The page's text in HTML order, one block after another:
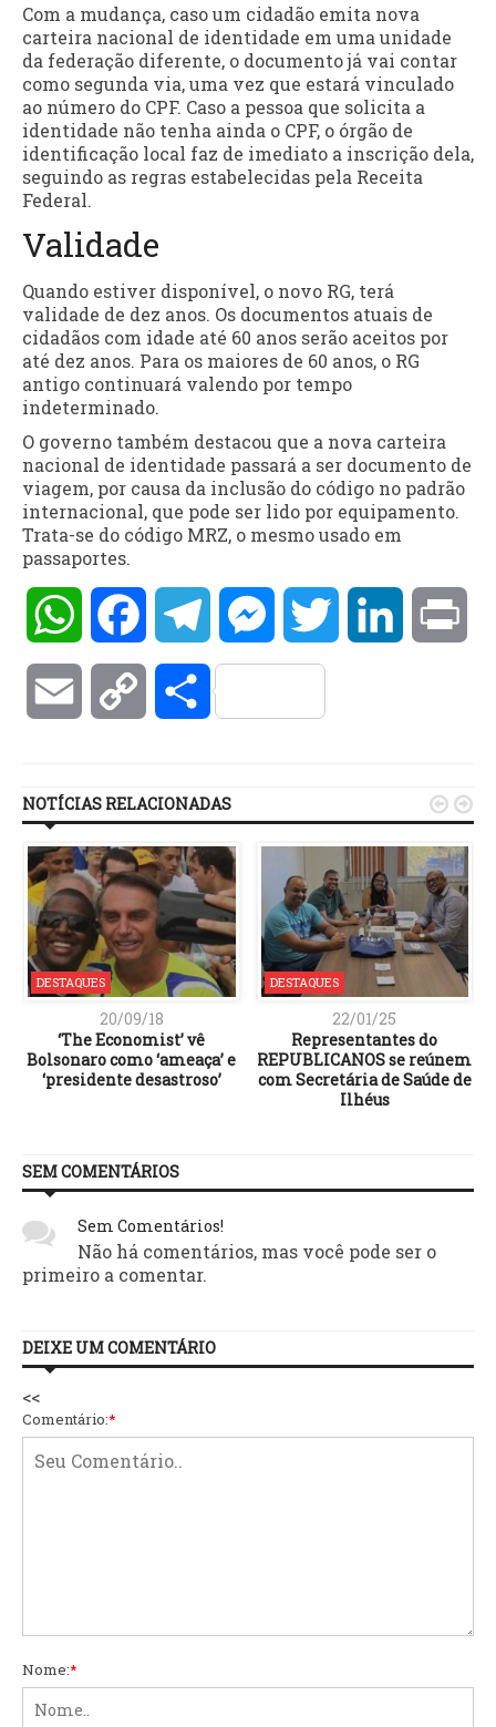
Com a mudança, caso um cidadão emita nova
carteira nacional de identidade em uma unidade
da federação diferente, o documento já vai contar
como segunda via, uma vez que estará vinculado
ao número do CPF. Caso a pessoa que solicita a
identidade não tenha ainda o CPF, o órgão de
identificação local faz de imediato a inscrição dela,
seguindo as regras estabelecidas pela Receita
Federal.
Validade
Quando estiver disponível, o novo RG, terá
validade de dez anos. Os documentos atuais de
cidadãos com idade até 60 anos serão aceitos por
até dez anos. Para os maiores de 60 anos, o RG
antigo continuará valendo por tempo
indeterminado.
O governo também destacou que a nova carteira
nacional de identidade passará a ser documento de
viagem, por causa da inclusão do código no padrão
internacional, que pode ser lido por equipamento.
Trata-se do código MRZ, o mesmo usado em
passaportes.
WhatsAppFacebookTelegramMessengerTwitter LinkedIn
Email Copy Compartilhar
NOTÍCIAS RELACIONADAS
DESTAQUES
20/09/18
‘The Economist’ vê
Bolsonaro como ‘ameaça’ e
‘presidente desastroso’
DESTAQUES
22/01/25
Representantes do
REPUBLICANOS se reúnem
com Secretária de Saúde de
Ilhéus
 
SEM COMENTÁRIOS
Sem Comentários!
Não há comentários, mas você pode ser o
primeiro a comentar.
DEIXE UM COMENTÁRIO
<<
Comentário:*
Nome:*